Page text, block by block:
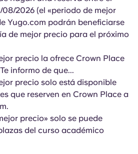
Idioma
(US)
Deutsch
08/2026 (el «periodo de mejor
Yugo.com podrán beneficiarse
de mejor precio para el próximo
precio la ofrece Crown Place
informo de que...
precio solo está disponible
que reserven en Crown Place a
precio» solo se puede
del curso académico